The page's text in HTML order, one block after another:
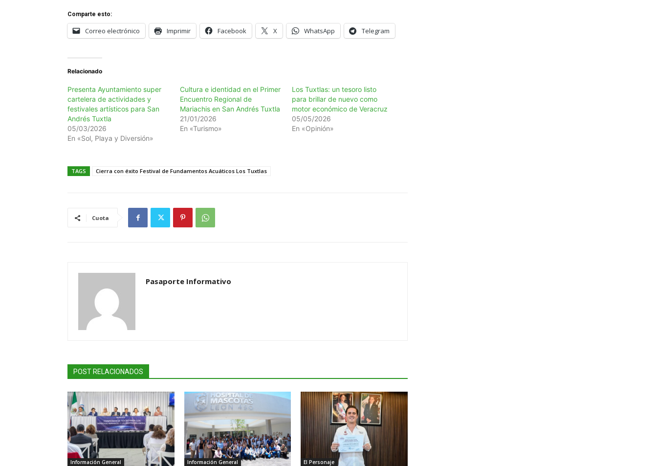
Comparte esto:
Correo electrónico Imprimir Facebook X WhatsApp Telegram
Relacionado
Presenta Ayuntamiento super
cartelera de actividades y
festivales artísticos para San
Andrés Tuxtla
05/03/2026
En «Sol, Playa y Diversión»
Cultura e identidad en el Primer
Encuentro Regional de
Mariachis en San Andrés Tuxtla
21/01/2026
En «Turismo»
Los Tuxtlas: un tesoro listo
para brillar de nuevo como
motor económico de Veracruz
05/05/2026
En «Opinión»
TAGS Cierra con éxito Festival de Fundamentos Acuáticos Los Tuxtlas
Cuota
Pasaporte Informativo
POST RELACIONADOS
Información General Información General El Personaje